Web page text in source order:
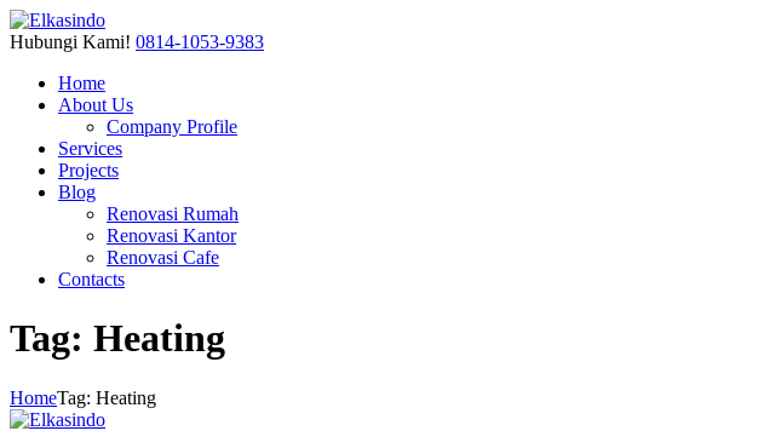
Hubungi Kami! 0814-1053-9383
Home
About Us
Company Profile
Services
Projects
Blog
Renovasi Rumah
Renovasi Kantor
Renovasi Cafe
Contacts
Tag: Heating
HomeTag: Heating